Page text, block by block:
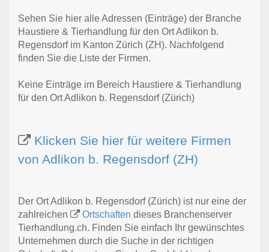
Sehen Sie hier alle Adressen (Einträge) der Branche
Haustiere & Tierhandlung für den Ort Adlikon b.
Regensdorf im Kanton Zürich (ZH). Nachfolgend
finden Sie die Liste der Firmen.
Keine Einträge im Bereich Haustiere & Tierhandlung
für den Ort Adlikon b. Regensdorf (Zürich)
Klicken Sie hier für weitere Firmen
von Adlikon b. Regensdorf (ZH)
Der Ort Adlikon b. Regensdorf (Zürich) ist nur eine der
zahlreichen
Ortschaften dieses Branchenserver
Tierhandlung.ch. Finden Sie einfach Ihr gewünschtes
Unternehmen durch die Suche in der richtigen